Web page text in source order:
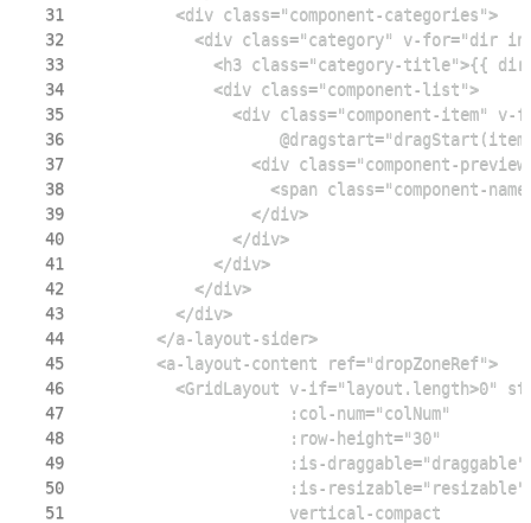
31
          <div class="component-categories">
32
33
34
              <div class="component-list">
35
36
37
38
39
                  </div>
40
                </div>
41
              </div>
42
            </div>
43
          </div>
44
        </a-layout-sider>
45
        <a-layout-content ref="dropZoneRef">
46
47
48
49
50
51